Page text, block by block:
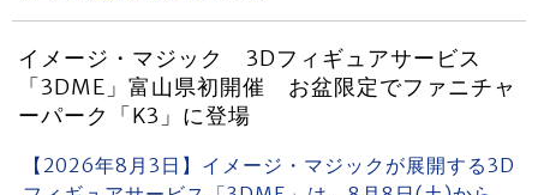
イメージ・マジック 3Dフィギュアサービス
「3DME」富山県初開催 お盆限定でファニチャ
ーパーク「K3」に登場
【2026年8月3日】イメージ・マジックが展開する3D